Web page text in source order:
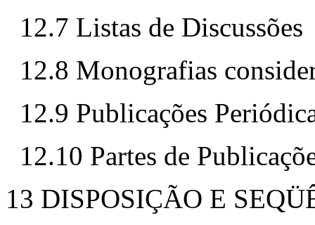
12.7 Listas de Discussões
12.8 Monografias
12.9 Publicações
12.10 Partes de
13 DISPOSIÇÃO E